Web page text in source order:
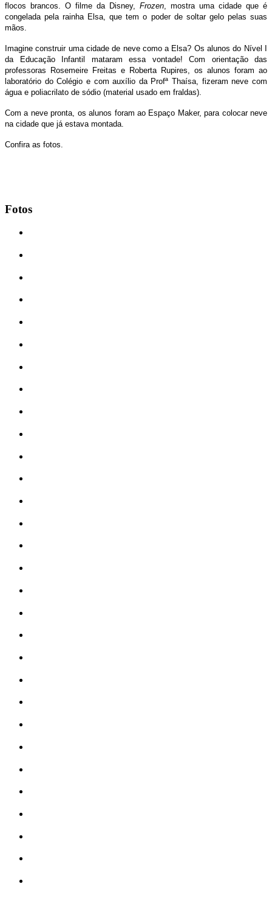
flocos brancos. O filme da Disney, Frozen , mostra uma cidade que é
congelada pela rainha Elsa, que tem o poder de soltar gelo pelas suas
mãos.
Imagine construir uma cidade de neve como a Elsa? Os alunos do Nível I
da Educação Infantil mataram essa vontade! Com orientação das
professoras Rosemeire Freitas e Roberta Rupires, os alunos foram ao
laboratório do Colégio e com auxílio da Profª Thaísa, fizeram neve com
água e poliacrilato de sódio (material usado em fraldas).
Com a neve pronta, os alunos foram ao Espaço Maker, para colocar neve
na cidade que já estava montada.
Confira as fotos.
Fotos